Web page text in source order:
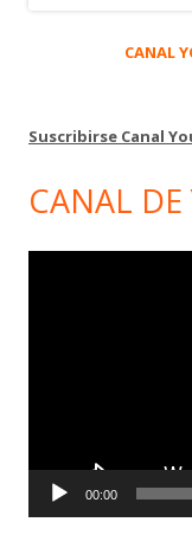
CANAL
Suscribirse Canal
CANAL
00:00